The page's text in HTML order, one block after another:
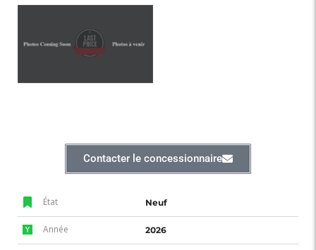
Contacter le concessionnaire
État Neuf
Année 2026